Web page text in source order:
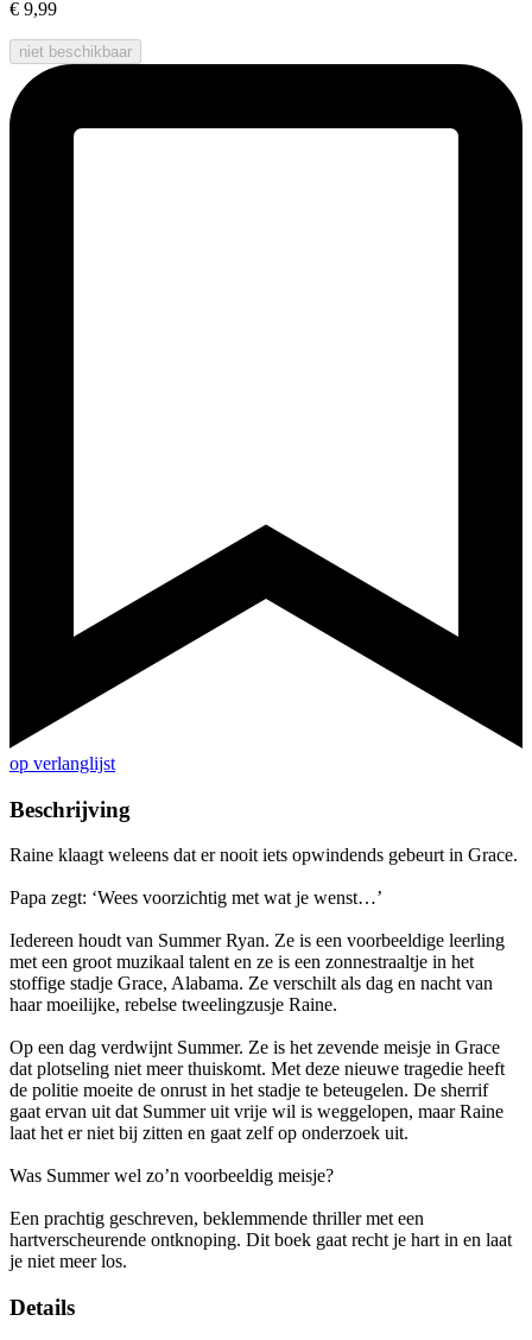
€ 9,99
niet beschikbaar
op verlanglijst
Beschrijving
Raine klaagt weleens dat er nooit iets opwindends gebeurt in Grace.
Papa zegt: ‘Wees voorzichtig met wat je wenst…’
Iedereen houdt van Summer Ryan. Ze is een voorbeeldige leerling
met een groot muzikaal talent en ze is een zonnestraaltje in het
stoffige stadje Grace, Alabama. Ze verschilt als dag en nacht van
haar moeilijke, rebelse tweelingzusje Raine.
Op een dag verdwijnt Summer. Ze is het zevende meisje in Grace
dat plotseling niet meer thuiskomt. Met deze nieuwe tragedie heeft
de politie moeite de onrust in het stadje te beteugelen. De sherrif
gaat ervan uit dat Summer uit vrije wil is weggelopen, maar Raine
laat het er niet bij zitten en gaat zelf op onderzoek uit.
Was Summer wel zo’n voorbeeldig meisje?
Een prachtig geschreven, beklemmende thriller met een
hartverscheurende ontknoping. Dit boek gaat recht je hart in en laat
je niet meer los.
Details